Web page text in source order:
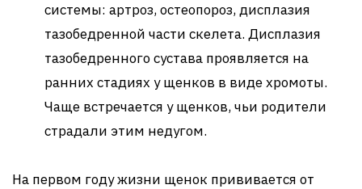
системы: артроз, остеопороз, дисплазия
тазобедренной части скелета. Дисплазия
тазобедренного сустава проявляется на
ранних стадиях у щенков в виде хромоты.
Чаще встречается у щенков, чьи родители
страдали этим недугом.
На первом году жизни щенок прививается от